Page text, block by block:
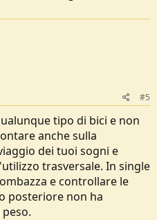
#5
tipo di bici e non
anche sulla
dei tuoi sogni e
trasversale. In single
e controllare le
posteriore non ha